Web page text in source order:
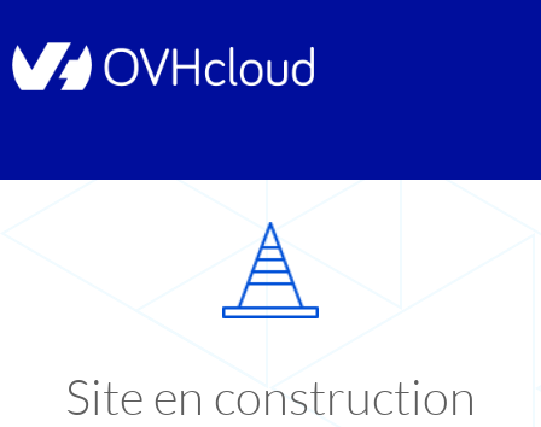
Site en construction